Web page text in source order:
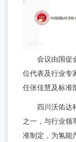
会议由国促
位代表及行业专
任张佳慧及标准
四川沃佑达
之一，与行业领
准制定，为氢能